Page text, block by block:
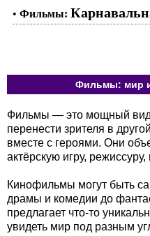
• Фильмы:
Фильмы: мир
Фильмы — это мощный вид
перенести зрителя в
вместе с героями. Они
актёрскую игру,
Кинофильмы могут быть
драмы и комедии до
предлагает что-то
увидеть мир под разным